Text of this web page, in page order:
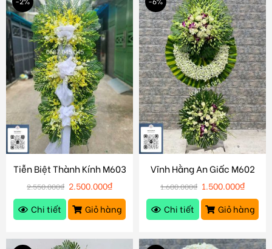
Tiễn Biệt Thành Kính M603
2.550.000₫ 2.500.000₫
Chi tiết
Giỏ hàng
Vĩnh Hằng An Giấc M602
1.600.000₫ 1.500.000₫
Chi tiết
Giỏ hàng